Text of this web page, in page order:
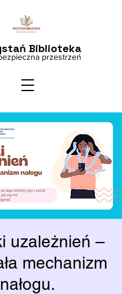
przestrzeń
Biblioteka
uzależnień –
mechanizm
nałogu.